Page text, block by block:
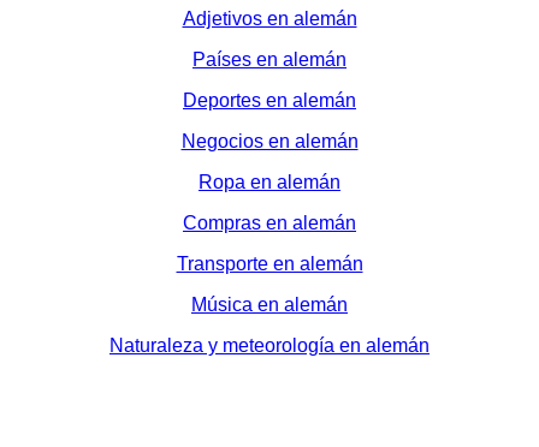
Adjetivos en alemán
Países en alemán
Deportes en alemán
Negocios en alemán
Ropa en alemán
Compras en alemán
Transporte en alemán
Música en alemán
Naturaleza y meteorología en alemán